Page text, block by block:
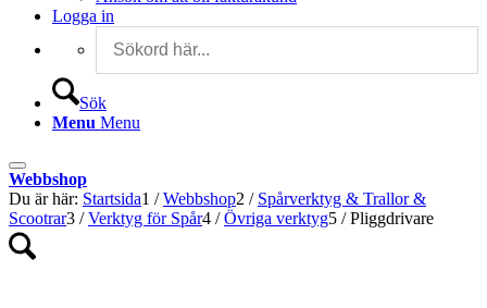
Logga in
Sök
Menu Menu
Webbshop
Du är här: Startsida1 / Webbshop2 / Spårverktyg & Trallor &
Scootrar3 / Verktyg för Spår4 / Övriga verktyg5 / Pliggdrivare